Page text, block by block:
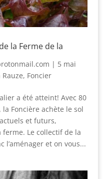
la Ferme de la
| 5 mai
, Foncier
a été atteint! Avec 80
Foncière achète le sol
et futurs,
Le collectif de la
l’aménager et on vous...